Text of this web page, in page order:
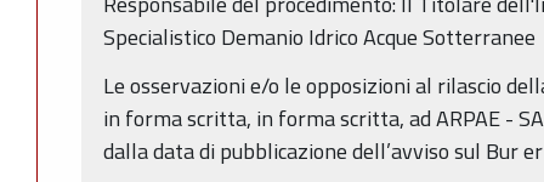
Specialistico Demanio Idrico Acque Sotterranee
Le osservazioni e/o le opposizioni al rilascio
in forma scritta, in forma scritta, ad ARPAE -
dalla data di pubblicazione dell’avviso sul Bur